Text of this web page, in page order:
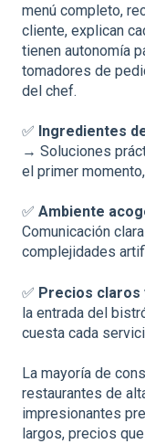
menú completo,
cliente, explican
tienen autonomía
tomadores de
del chef.
✅ Ingredientes
→ Soluciones
el primer
✅ Ambiente
Comunicación
complejidades
✅ Precios claros
la entrada del
cuesta cada
La mayoría de
restaurantes de
impresionantes
largos, precios